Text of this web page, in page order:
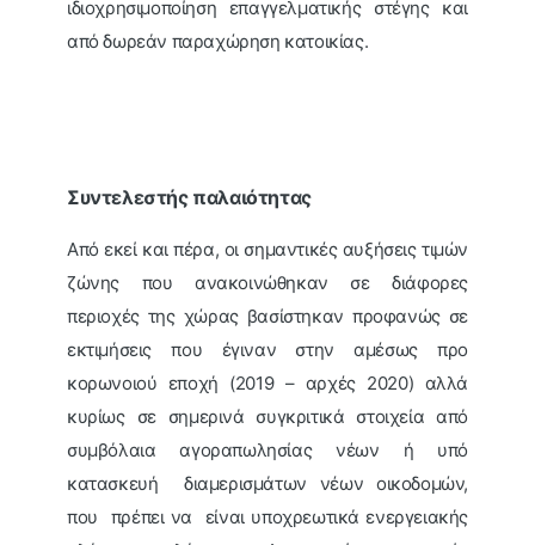
ιδιοχρησιμοποίηση επαγγελματικής στέγης και
από δωρεάν παραχώρηση κατοικίας.
Συντελεστής παλαιότητας
Από εκεί και πέρα, οι σημαντικές αυξήσεις τιμών
ζώνης που ανακοινώθηκαν σε διάφορες
περιοχές της χώρας βασίστηκαν προφανώς σε
εκτιμήσεις που έγιναν στην αμέσως προ
κορωνοιού εποχή (2019 – αρχές 2020) αλλά
κυρίως σε σημερινά συγκριτικά στοιχεία από
συμβόλαια αγοραπωλησίας νέων ή υπό
κατασκευή διαμερισμάτων νέων οικοδομών,
που πρέπει να είναι υποχρεωτικά ενεργειακής